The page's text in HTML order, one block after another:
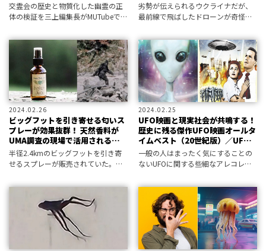
交霊会の歴史と物質化した幽霊の正
体の検証を三上編集長がMUTubeで
劣勢が伝えられるウクライナだが、
最前線で飛ばしたドローンが奇怪な
は何かの兆候なのか――!?
2024.02.26
ビッグフットを引き寄せる匂いス
プレーが効果抜群！ 天然香料が
UMA調査の現場で活用される／遠
野そら
半径2.4kmのビッグフットを引き寄
せるスプレーが販売されていた。獣
活用していたのだが、その匂いと
2024.02.25
UFO映画と現実社会が共鳴する！
歴史に残る傑作UFO映画オールタ
イムベスト（20世紀版）／UFO
手帖
一般の人はまったく気にすることの
ないUFOに関する些細なアレコレ
人誌『UFO手帖』によるUFO映画の
オールタイムベスト。「良いUFO映
画とはUFOと関わりが深い映画であ